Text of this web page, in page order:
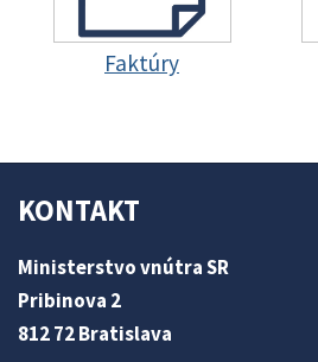
Faktúry
KONTAKT
Ministerstvo vnútra SR
Pribinova 2
812 72 Bratislava